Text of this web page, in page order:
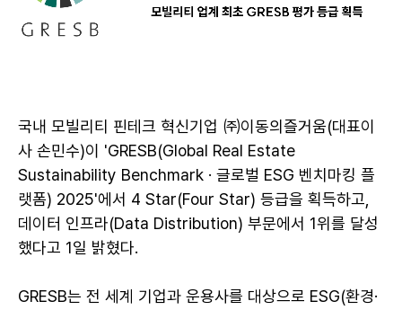
국내 모빌리티 핀테크 혁신기업 ㈜이동의즐거움(대표이
사 손민수)이 'GRESB(Global Real Estate
Sustainability Benchmark · 글로벌 ESG 벤치마킹 플
랫폼) 2025'에서 4 Star(Four Star) 등급을 획득하고,
데이터 인프라(Data Distribution) 부문에서 1위를 달성
했다고 1일 밝혔다.
GRESB는 전 세계 기업과 운용사를 대상으로 ESG(환경·